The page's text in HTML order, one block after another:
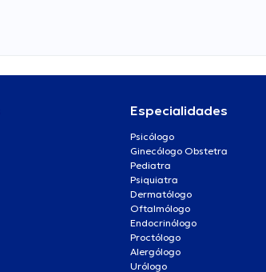
Especialidades
Psicólogo
Ginecólogo Obstetra
Pediatra
Psiquiatra
Dermatólogo
Oftalmólogo
Endocrinólogo
Proctólogo
Alergólogo
Urólogo